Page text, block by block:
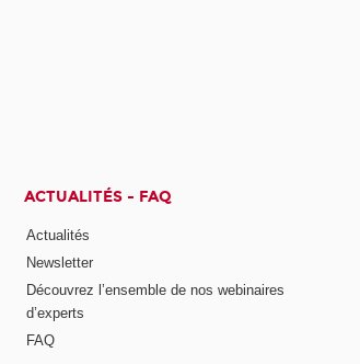
ACTUALITÉS - FAQ
Actualités
Newsletter
Découvrez l’ensemble de nos webinaires
d’experts
FAQ